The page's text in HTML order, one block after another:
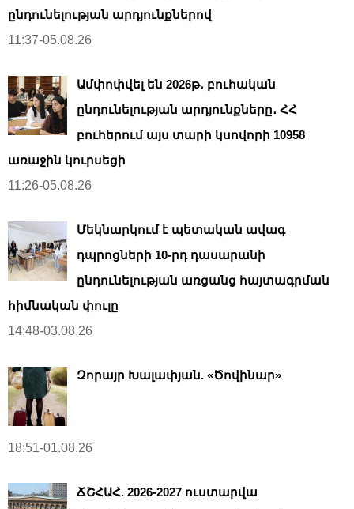
ընդունելության արդյունքներով
11:37-05.08.26
Ամփոփվել են 2026թ․ բուհական
ընդունելության արդյունքները․ ՀՀ
բուհերում այս տարի կսովորի 10958
առաջին կուրսեցի
11:26-05.08.26
Մեկնարկում է պետական ավագ
դպրոցների 10-րդ դասարանի
ընդունելության առցանց հայտագրման
հիմնական փուլը
14:48-03.08.26
Զորայր Խալափյան. «Ծովինար»
18:51-01.08.26
ՃՇՀԱՀ. 2026-2027 ուստարվա